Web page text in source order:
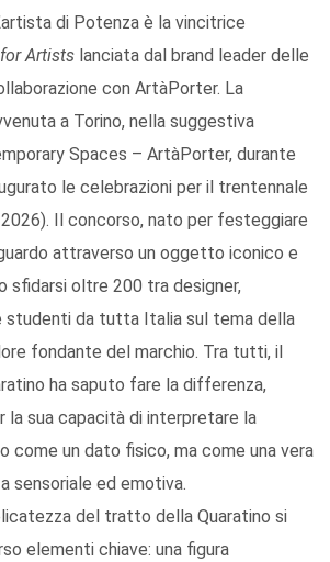
di Potenza è la vincitrice
Artists lanciata dal brand leader delle
con ArtàPorter. La
a Torino, nella suggestiva
Spaces – ArtàPorter, durante
le celebrazioni per il trentennale
Il concorso, nato per festeggiare
attraverso un oggetto iconico e
sfidarsi oltre 200 tra designer,
studenti da tutta Italia sul tema della
fondante del marchio. Tra tutti, il
ha saputo fare la differenza,
la sua capacità di interpretare la
come un dato fisico, ma come una vera
sensoriale ed emotiva.
del tratto della Quaratino si
elementi chiave: una figura